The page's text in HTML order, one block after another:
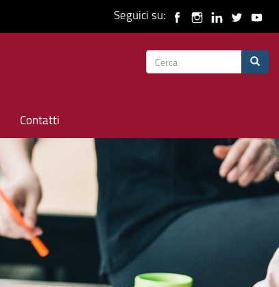
Seguici su:
Form
Contatti